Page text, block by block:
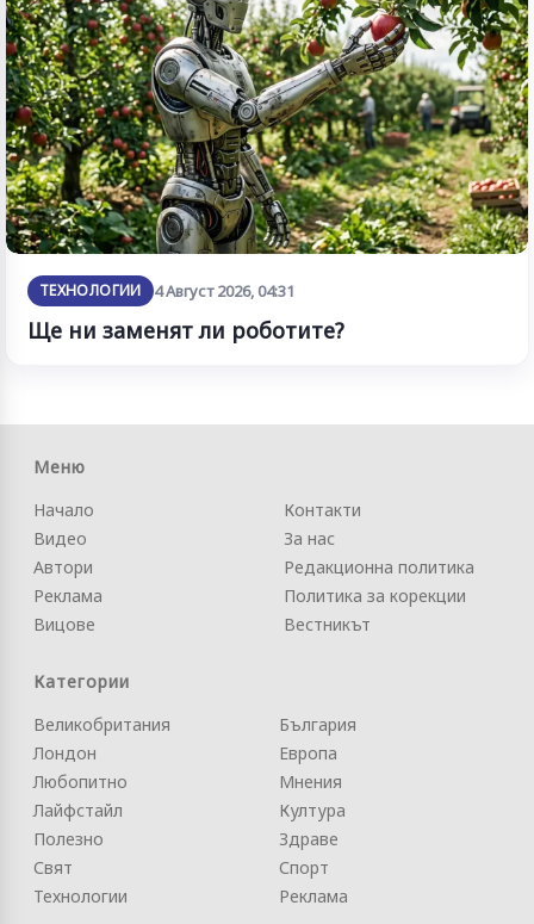
ТЕХНОЛОГИИ 4 Август 2026, 04:31
Ще ни заменят ли роботите?
Меню
Начало
Видео
Автори
Реклама
Вицове
Контакти
За нас
Редакционна политика
Политика за корекции
Вестникът
Категории
Великобритания
Лондон
Любопитно
Лайфстайл
Полезно
Свят
Технологии
България
Европа
Мнения
Култура
Здраве
Спорт
Реклама